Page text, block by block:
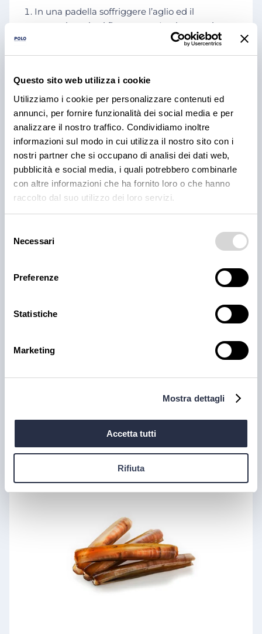
Questo sito web utilizza i cookie
Utilizziamo i cookie per personalizzare contenuti ed
annunci, per fornire funzionalità dei social media e per
analizzare il nostro traffico. Condividiamo inoltre
informazioni sul modo in cui utilizza il nostro sito con i
nostri partner che si occupano di analisi dei dati web,
pubblicità e social media, i quali potrebbero combinarle
con altre informazioni che ha fornito loro o che hanno
raccolto dal suo utilizzo dei loro servizi.
delNecessari
Preferenze
Statistiche
Marketing
Mostra dettagli
Accetta tutti
Rifiuta
In una padella soffriggere l’aglio ed il
peperoncino tritati finemente. Aggiungere i
cannolicchi precedentemente spurgati, gli
asparagi selvatici tagliati a tocchetti e sfumare
A questo punto aggiungere gli spaghetti
direttamente in padella e allungare con il brodo
fino a portare la pasta a cottura.
A fine cottura aggiungere una noce di burro, il
prezzemolo tritato, aggiustare di sale e servire.
Cannolicchio (gentile) italia
articolo non vendibile